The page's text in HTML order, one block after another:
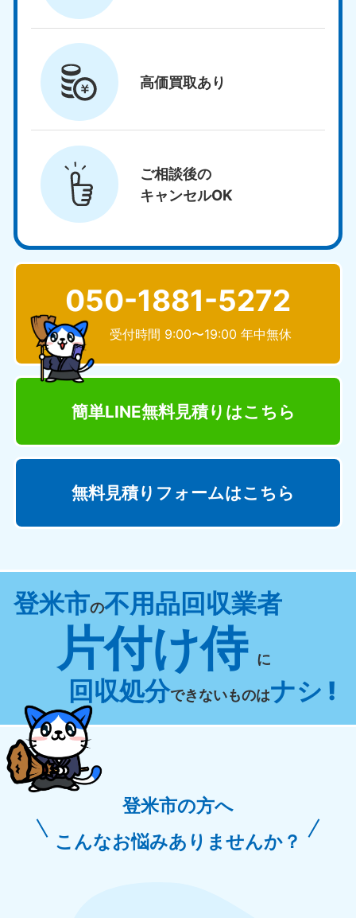
高価買取あり
ご相談後の
キャンセルOK
050-1881-5272
受付時間 9:00〜19:00 年中無休
簡単LINE無料見積り はこちら
無料見積りフォームはこちら
登米市の不用品回収業者
片付け侍 に
回収処分できないものはナシ !
登米市の方へ
こんなお悩みありませんか？